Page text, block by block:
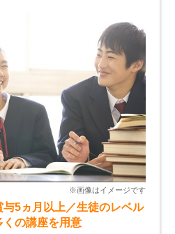
5ヵ月以上／生徒のレベル
の講座を用意